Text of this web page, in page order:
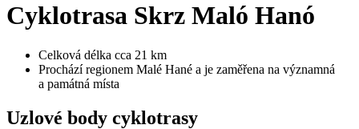
Cyklotrasa Skrz Maló Hanó
Celková délka cca 21 km
Prochází regionem Malé Hané a je zaměřena na významná
a památná místa
Uzlové body cyklotrasy